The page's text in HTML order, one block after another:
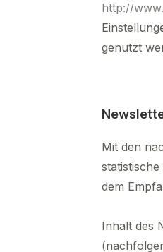
http://
genutzt
Mit den
dem
Inhalt des